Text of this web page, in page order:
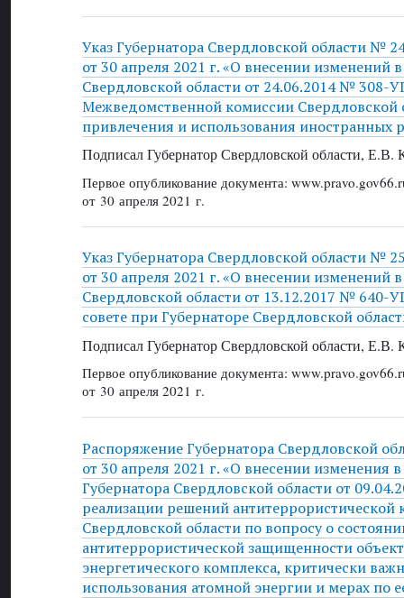
Указ Губернатора Свердловской области №
от 30 апреля 2021 г. «О внесении изменений
Свердловской области от 24.06.2014 № 308-
Межведомственной комиссии Свердловской
привлечения и использования иностранных
Подписал Губернатор Свердловской области, Е.В.
Первое опубликование документа:
от 30 апреля 2021 г.
Указ Губернатора Свердловской области №
от 30 апреля 2021 г. «О внесении изменений
Свердловской области от 13.12.2017 № 640-
совете при Губернаторе Свердловской
Подписал Губернатор Свердловской области, Е.В.
Первое опубликование документа:
от 30 апреля 2021 г.
Распоряжение Губернатора Свердловской
от 30 апреля 2021 г. «О внесении изменения
Губернатора Свердловской области от
реализации решений антитеррористической
Свердловской области по вопросу о
антитеррористической защищенности
энергетического комплекса, критически
использования атомной энергии и мерах по